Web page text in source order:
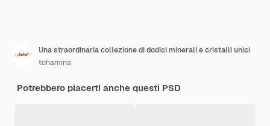
Una straordinaria collezione di dodici minerali e cristalli unici
tohamina
Potrebbero piacerti anche questi PSD